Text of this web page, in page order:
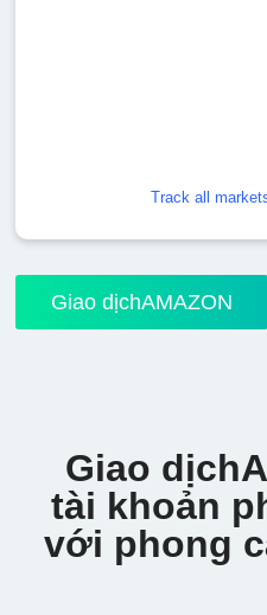
Track all
Giao dịchAMAZON
Giao
tài khoản
với phong